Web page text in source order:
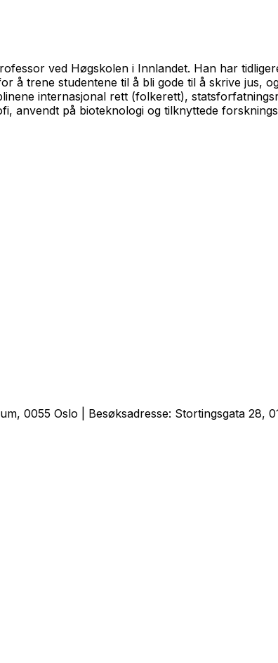
ved Høgskolen i Innlandet. Han har
å trene studentene til å bli gode til å skrive jus,
internasjonal rett (folkerett),
anvendt på bioteknologi og tilknyttede
0055 Oslo | Besøksadresse: Stortingsgata 28,